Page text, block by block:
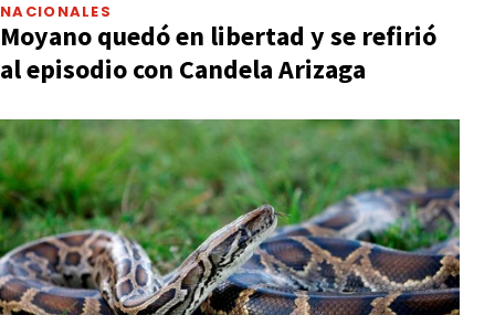
NACIONALES
Moyano quedó en libertad y se refirió
al episodio con Candela Arizaga